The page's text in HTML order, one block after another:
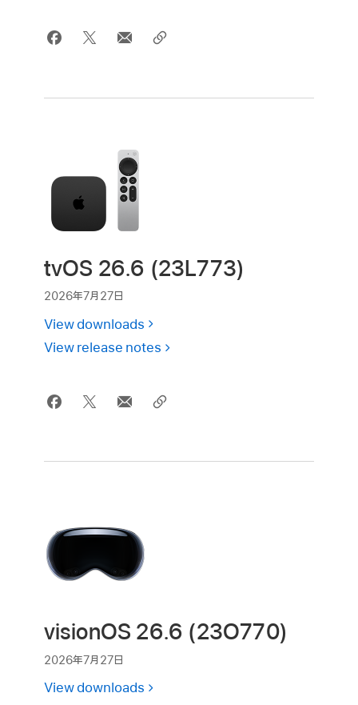
tvOS 26.6 (23L773)
2026年7月27日
View downloads
View release notes
visionOS 26.6 (23O770)
2026年7月27日
View downloads